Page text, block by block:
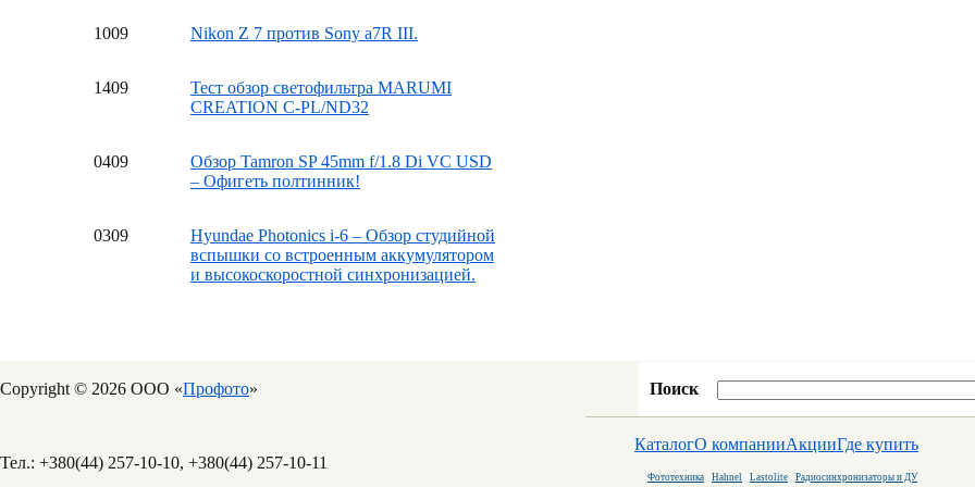
1009 Nikon Z 7 против Sony a7R III.
1409
Тест обзор светофильтра MARUMI
CREATION C-PL/ND32
0409
Обзор Tamron SP 45mm f/1.8 Di VC USD
– Офигеть полтинник!
0309
Hyundae Photonics i-6 – Обзор студийной
вспышки со встроенным аккумулятором
и высокоскоростной синхронизацией.
Copyright © 2026 ООО «Профото»
Тел.: +380(44) 257-10-10, +380(44) 257-10-11
Поиск
КаталогО компанииАкцииГде купить
Фототехника Hahnel Lastolite Радиосинхронизаторы и ДУ